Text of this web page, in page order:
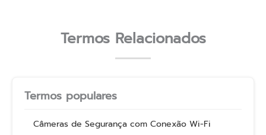
Termos Relacionados
Termos populares
Câmeras de Segurança com Conexão Wi-Fi